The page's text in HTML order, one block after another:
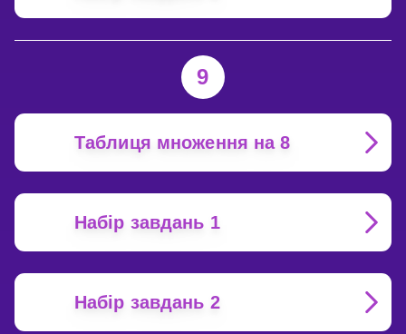
9
Таблиця множення на 8
Набір завдань 1
Набір завдань 2